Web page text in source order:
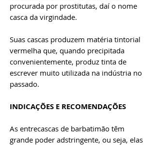
procurada por prostitutas, daí o nome
casca da virgindade.
Suas cascas produzem matéria tintorial
vermelha que, quando precipitada
convenientemente, produz tinta de
escrever muito utilizada na indústria no
passado.
INDICAÇÕES E RECOMENDAÇÕES
As entrecascas de barbatimão têm
grande poder adstringente, ou seja, elas